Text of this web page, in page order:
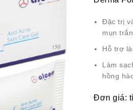
Đặc trị
mụn
Hỗ trợ
Làm
hồng
Đơn giá: